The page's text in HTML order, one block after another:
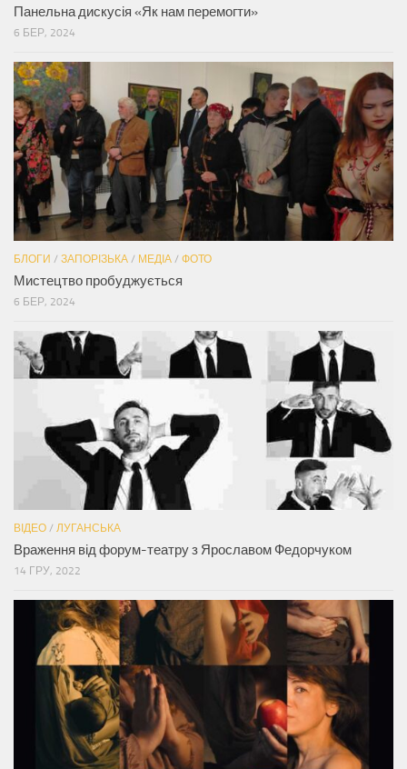
Панельна дискусія «Як нам перемогти»
6 БЕР, 2024
БЛОГИ / ЗАПОРІЗЬКА / МЕДІА / ФОТО
Мистецтво пробуджується
6 БЕР, 2024
ВІДЕО / ЛУГАНСЬКА
Враження від форум-театру з Ярославом Федорчуком
14 ГРУ, 2022